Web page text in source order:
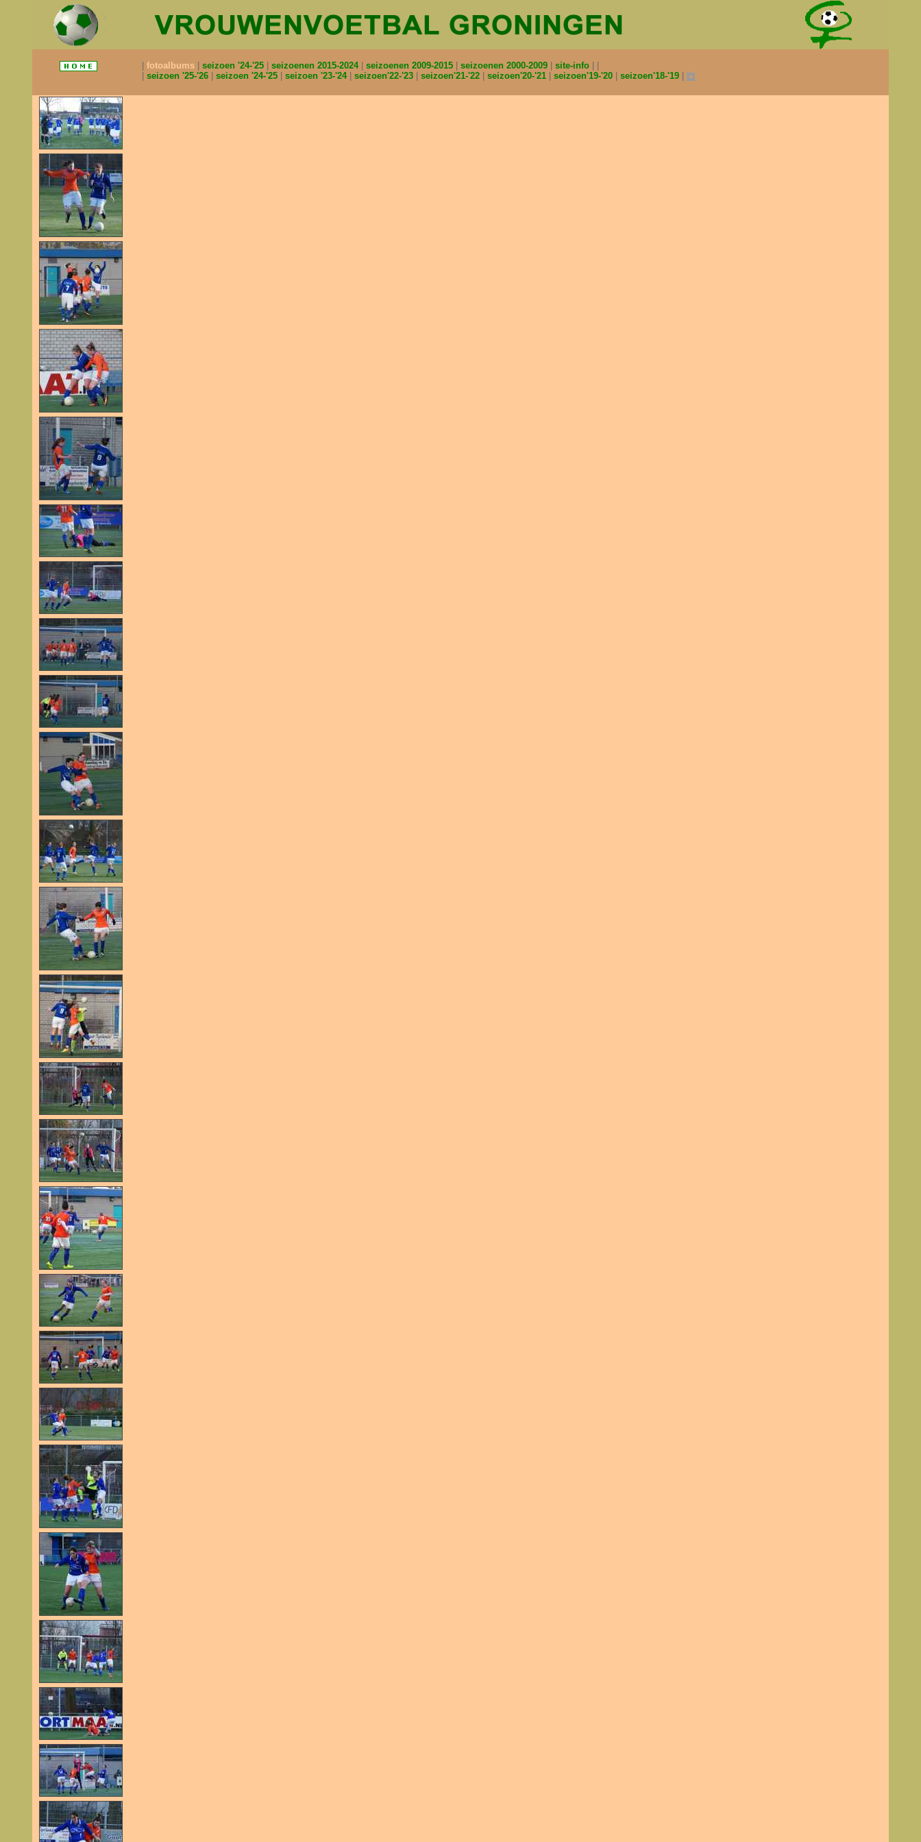
fotoalbums seizoen '24-'25 seizoenen 2015-2024 seizoenen 2009-2015 seizoenen 2000-2009
site-info
seizoen '25-'26
seizoen '24-'25 seizoen '23-'24 seizoen'22-'23 seizoen'21-'22 seizoen'20-'21 seizoen'19-'20 seizoen'18-'19